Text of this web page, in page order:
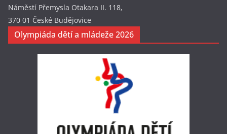
Náměstí Přemysla Otakara II. 118,
370 01 České Budějovice
Olympiáda dětí a mládeže 2026